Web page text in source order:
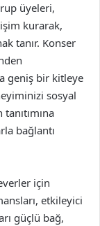
üyeleri,
kurarak,
tanır. Konser
geniş bir kitleye
sosyal
bağlantı
için
etkileyici
güçlü bağ,